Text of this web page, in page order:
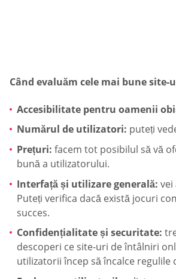
Când evaluăm cele mai bune
Accesibilitate pentru oamenii
Numărul de utilizatori: puteți
Prețuri: facem tot posibilul să vă
bună a utilizatorului.
Interfață și utilizare generală: vei
Puteți verifica dacă există jocuri
succes.
Confidențialitate și securitate:
descoperi ce site-uri de întâlniri
utilizatorii încep să încalce regulile